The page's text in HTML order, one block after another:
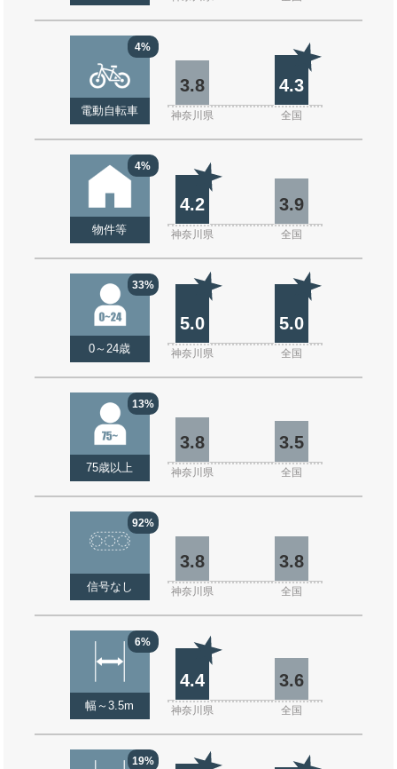
4%
電動自転車
3.8 4.3
神奈川県 全国
4%
物件等
4.2 3.9
神奈川県 全国
33%
0～24歳
5.0 5.0
神奈川県 全国
13%
75歳以上
3.8 3.5
神奈川県 全国
92%
信号なし
3.8 3.8
神奈川県 全国
6%
幅～3.5m
4.4 3.6
神奈川県 全国
19%